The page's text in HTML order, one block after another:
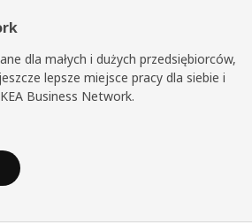
dla małych i dużych przedsiębiorców,
lepsze miejsce pracy dla siebie i
Business Network.